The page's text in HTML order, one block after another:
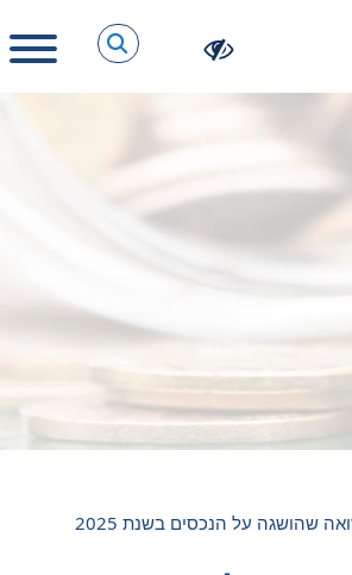
שהושגה על הנכסים בשנת 2025